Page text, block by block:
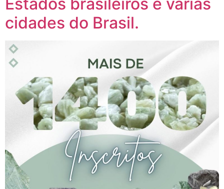
cidades do Brasil.